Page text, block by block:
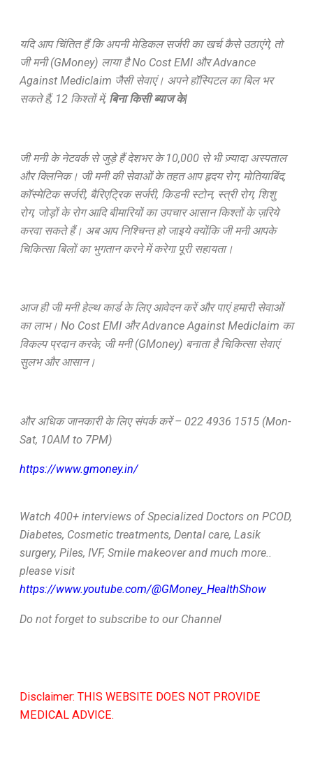
यदि आप चिंतित हैं कि अपनी मेडिकल सर्जरी का खर्च कैसे उठाएंगे, तो
जी मनी (GMoney) लाया है No Cost EMI और Advance
Against Mediclaim जैसी सेवाएं। अपने हॉस्पिटल का बिल भर
सकते हैं, 12 किश्तों में, बिना किसी ब्याज के|
जी मनी के नेटवर्क से जुड़े हैं देशभर के 10,000 से भी ज़्यादा अस्पताल
और क्लिनिक। जी मनी की सेवाओं के तहत आप हृदय रोग, मोतियाबिंद,
कॉस्मेटिक सर्जरी, बैरिएट्रिक सर्जरी, किडनी स्टोन, स्त्री रोग, शिशु
रोग, जोड़ों के रोग आदि बीमारियों का उपचार आसान किश्तों के ज़रिये
करवा सकते हैं। अब आप निश्चिन्त हो जाइये क्योंकि जी मनी आपके
चिकित्सा बिलों का भुगतान करने में करेगा पूरी सहायता।
आज ही जी मनी हेल्थ कार्ड के लिए आवेदन करें और पाएं हमारी सेवाओं
का लाभ। No Cost EMI और Advance Against Mediclaim का
विकल्प प्रदान करके, जी मनी (GMoney) बनाता है चिकित्सा सेवाएं
सुलभ और आसान।
और अधिक जानकारी के लिए संपर्क करें – 022 4936 1515 (Mon-
Sat, 10AM to 7PM)
https://www.gmoney.in/
Watch 400+ interviews of Specialized Doctors on PCOD,
Diabetes, Cosmetic treatments, Dental care, Lasik
surgery, Piles, IVF, Smile makeover and much more..
please visit
https://www.youtube.com/@GMoney_HealthShow
Do not forget to subscribe to our Channel
Disclaimer: THIS WEBSITE DOES NOT PROVIDE
MEDICAL ADVICE.